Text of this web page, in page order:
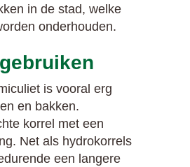
in de stad, welke
onderhouden.
is vooral erg
en bakken.
korrel met een
Net als hydrokorrels
een langere